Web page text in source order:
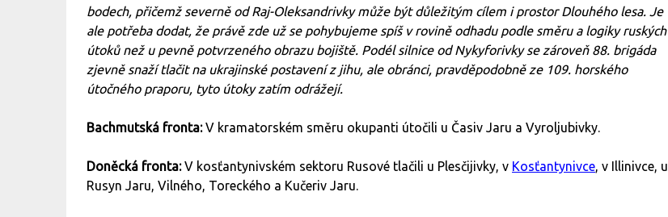
bodech, přičemž severně od Raj-Oleksandrivky může být důležitým cílem i prostor Dlouhého lesa. Je
ale potřeba dodat, že právě zde už se pohybujeme spíš v rovině odhadu podle směru a logiky ruských
útoků než u pevně potvrzeného obrazu bojiště. Podél silnice od Nykyforivky se zároveň 88. brigáda
zjevně snaží tlačit na ukrajinské postavení z jihu, ale obránci, pravděpodobně ze 109. horského
útočného praporu, tyto útoky zatím odrážejí.
Bachmutská fronta:V kramatorském směru okupanti útočili u Časiv Jaru a Vyroljubivky.
Doněcká fronta:V kosťantynivském sektoru Rusové tlačili u Plesčijivky, v Kosťantynivce, v Illinivce, u
Rusyn Jaru, Vilného, Toreckého a Kučeriv Jaru.